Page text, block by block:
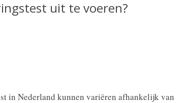
uit te voeren?
in Nederland kunnen variëren afhankelijk van